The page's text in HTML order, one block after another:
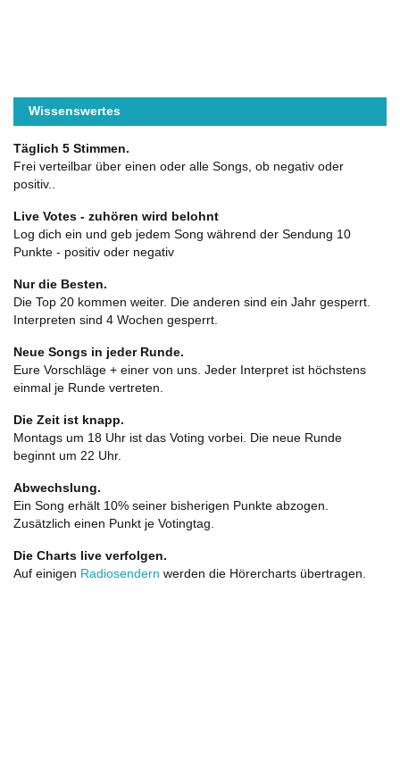
Wissenswertes
Täglich 5 Stimmen.
Frei verteilbar über einen oder alle Songs, ob negativ oder
positiv..
Live Votes - zuhören wird belohnt
Log dich ein und geb jedem Song während der Sendung 10
Punkte - positiv oder negativ
Nur die Besten.
Die Top 20 kommen weiter. Die anderen sind ein Jahr gesperrt.
Interpreten sind 4 Wochen gesperrt.
Neue Songs in jeder Runde.
Eure Vorschläge + einer von uns. Jeder Interpret ist höchstens
einmal je Runde vertreten.
Die Zeit ist knapp.
Montags um 18 Uhr ist das Voting vorbei. Die neue Runde
beginnt um 22 Uhr.
Abwechslung.
Ein Song erhält 10% seiner bisherigen Punkte abzogen.
Zusätzlich einen Punkt je Votingtag.
Die Charts live verfolgen.
Auf einigen Radiosendern werden die Hörercharts übertragen.